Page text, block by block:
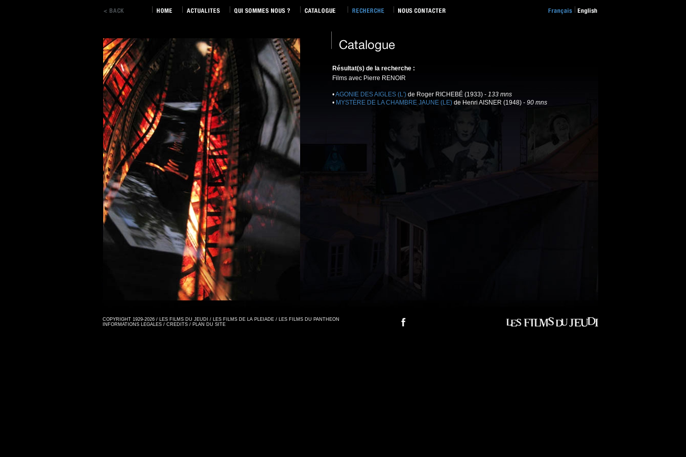
Résultat(s) de la recherche :
Films avec Pierre RENOIR
•AGONIE DES AIGLES (L') de Roger RICHEBÉ (1933) - 133 mns
• MYSTÈRE DE LA CHAMBRE JAUNE (LE) de Henri AISNER (1948) - 90 mns
COPYRIGHT 1929-2026 / LES FILMS DU JEUDI / LES FILMS DE LA PLEIADE / LES FILMS DU PANTHEON
INFORMATIONS LEGALES / CREDITS / PLAN DU SITE